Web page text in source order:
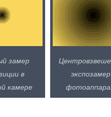
замер
в
камере